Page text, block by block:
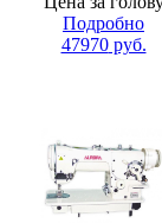
Подробно
47970руб.